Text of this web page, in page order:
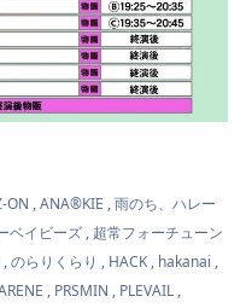
ON , ANA®KIE , 雨のち、ハレー
ベイビーズ , 超常フォーチューン
のらりくらり , HACK , hakanai ,
, PRSMIN , PLEVAIL ,